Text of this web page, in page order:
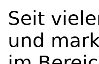
Seit
und